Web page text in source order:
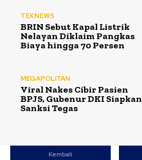
TEKNEWS
BRIN Sebut Kapal Listrik
Nelayan Diklaim Pangkas
Biaya hingga 70 Persen
MEGAPOLITAN
Viral Nakes Cibir Pasien
BPJS, Gubenur DKI Siapkan
Sanksi Tegas
Kembali